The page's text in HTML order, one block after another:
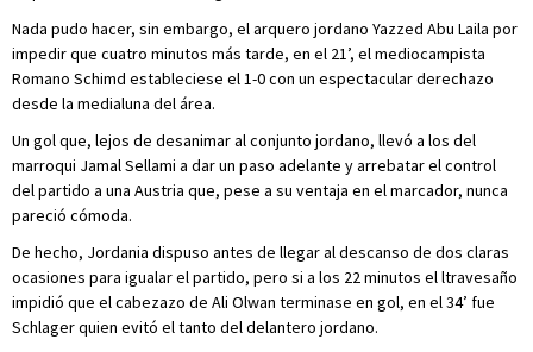
Nada pudo hacer, sin embargo, el arquero jordano Yazzed Abu Laila por
impedir que cuatro minutos más tarde, en el 21’, el mediocampista
Romano Schimd estableciese el 1-0 con un espectacular derechazo
desde la medialuna del área.
Un gol que, lejos de desanimar al conjunto jordano, llevó a los del
marroqui Jamal Sellami a dar un paso adelante y arrebatar el control
del partido a una Austria que, pese a su ventaja en el marcador, nunca
pareció cómoda.
De hecho, Jordania dispuso antes de llegar al descanso de dos claras
ocasiones para igualar el partido, pero si a los 22 minutos el ltravesaño
impidió que el cabezazo de Ali Olwan terminase en gol, en el 34’ fue
Schlager quien evitó el tanto del delantero jordano.